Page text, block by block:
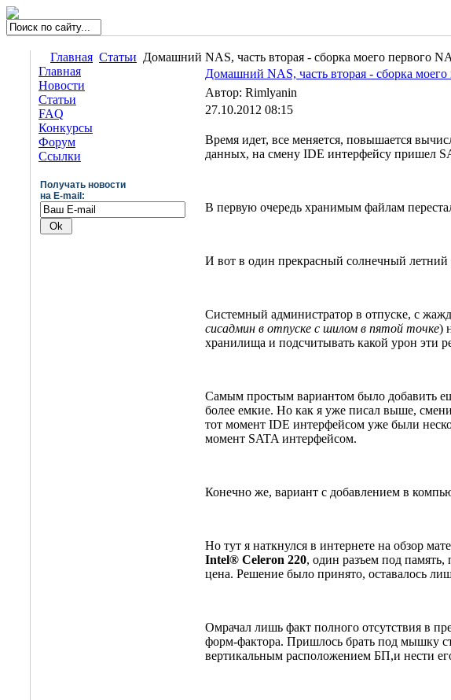
Главная Статьи Домашний NAS, часть вторая - сборка моего первого
Главная
Новости
Статьи
FAQ
Конкурсы
Форум
Ссылки
Получать новости
на E-mail:
Домашний NAS, часть вторая - сборка моего
Автор: Rimlyanin
27.10.2012 08:15
Время идет, все меняется, повышается
данных, на смену IDE интерфейсу пришел
В первую очередь хранимым файлам
И вот в один прекрасный солнечный
Системный администратор в отпуске, с
сисадмин в отпуске с шилом в пятой точке)
хранилища и подсчитывать какой урон эти
Самым простым вариантом было добавить
более емкие. Но как я уже писал выше,
тот момент IDE интерфейсом уже были
момент SATA интерфейсом.
Конечно же, вариант с добавлением в
Но тут я наткнулся в интернете на обзор
Intel® Celeron 220, один разъем под память,
цена. Решение было принято, оставалось
Омрачал лишь факт полного отсутствия в
форм-фактора. Пришлось брать под мышку
вертикальным расположением БП,и нести